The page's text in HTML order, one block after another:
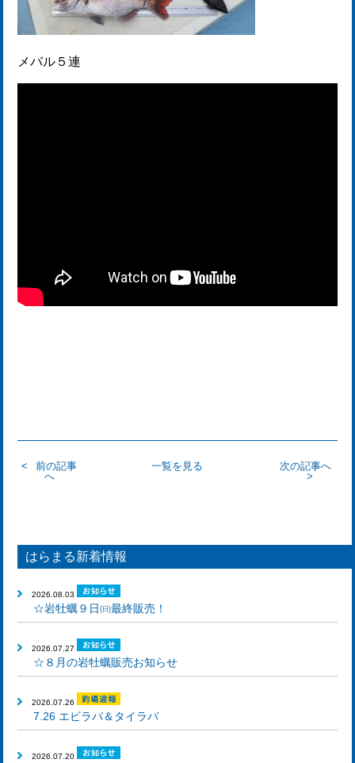
メバル５連
前の記事
へ
一覧を見る 次の記事へ
はらまる新着情報
2026.08.03
☆岩牡蠣９日㈰最終販売！
2026.07.27
☆８月の岩牡蠣販売お知らせ
2026.07.26
7.26 エビラバ＆タイラバ
2026.07.20